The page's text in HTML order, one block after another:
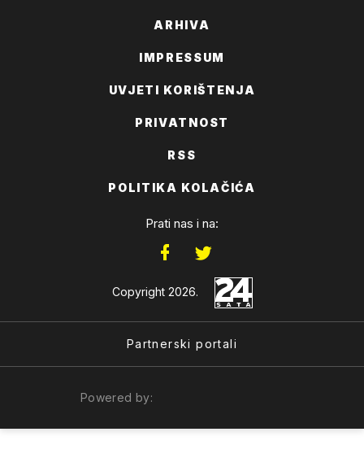
ARHIVA
IMPRESSUM
UVJETI KORIŠTENJA
PRIVATNOST
RSS
POLITIKA KOLAČIĆA
Prati nas i na:
Copyright 2026.
Partnerski portali
Powered by: